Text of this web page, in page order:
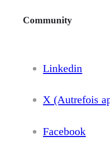
Community
Linkedin
X (Autrefois
Facebook